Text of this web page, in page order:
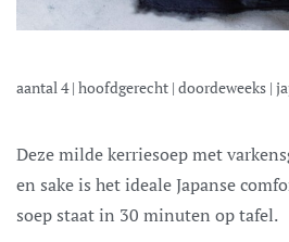
aantal 4| hoofdgerecht | doordeweeks |
Deze milde kerriesoep met varkensgehakt, udonnoedels
en sake is het ideale Japanse
soep staat in 30 minuten op tafel.